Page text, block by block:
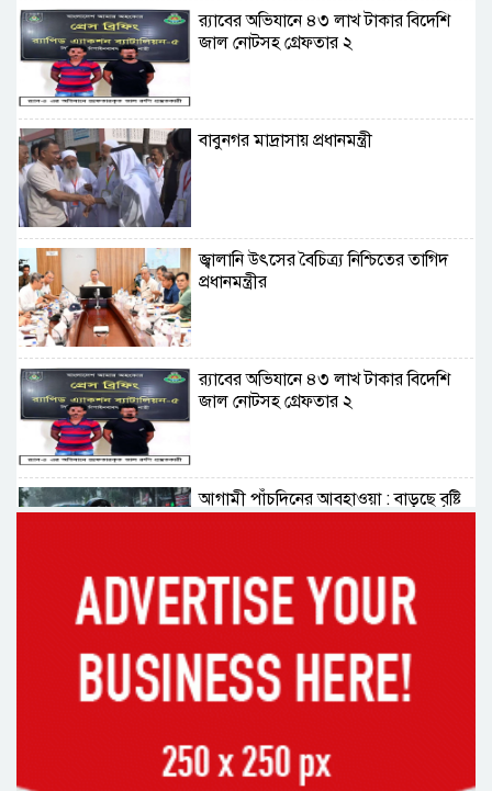
র‌্যাবের অভিযানে ৪৩ লাখ টাকার বিদেশি
জাল নোটসহ গ্রেফতার ২
বাবুনগর মাদ্রাসায় প্রধানমন্ত্রী
জ্বালানি উৎসের বৈচিত্র্য নিশ্চিতের তাগিদ
প্রধানমন্ত্রীর
র‌্যাবের অভিযানে ৪৩ লাখ টাকার বিদেশি
জাল নোটসহ গ্রেফতার ২
আগামী পাঁচদিনের আবহাওয়া : বাড়ছে বৃষ্টি
কক্সবাজারের মাতারবাড়ী পৌঁছেছেন
মনোনয়নপত্র সংগ্রহ